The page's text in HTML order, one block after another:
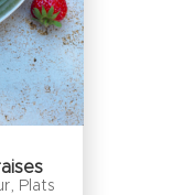
Plats